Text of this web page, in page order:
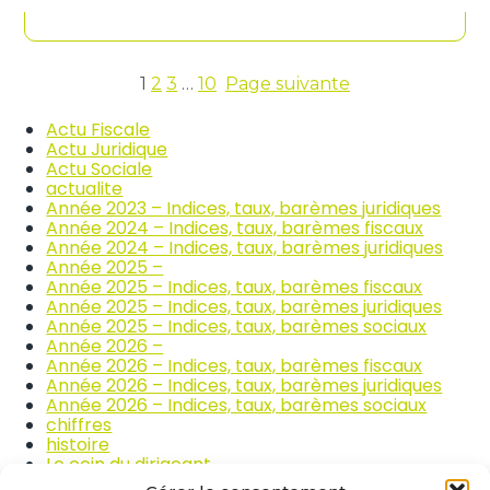
m
e
l
a
r
p
a
r
t
i
o
u
i
e
r
i
x
d
e
s
p
r
o
d
u
i
s
1 2 3 … 10 Page suivante
Actu Fiscale
Actu Juridique
Actu Sociale
actualite
Année 2023 – Indices, taux, barèmes juridiques
Année 2024 – Indices, taux, barèmes fiscaux
Année 2024 – Indices, taux, barèmes juridiques
Année 2025 –
Année 2025 – Indices, taux, barèmes fiscaux
Année 2025 – Indices, taux, barèmes juridiques
Année 2025 – Indices, taux, barèmes sociaux
Année 2026 –
Année 2026 – Indices, taux, barèmes fiscaux
Année 2026 – Indices, taux, barèmes juridiques
Année 2026 – Indices, taux, barèmes sociaux
chiffres
histoire
Le coin du dirigeant